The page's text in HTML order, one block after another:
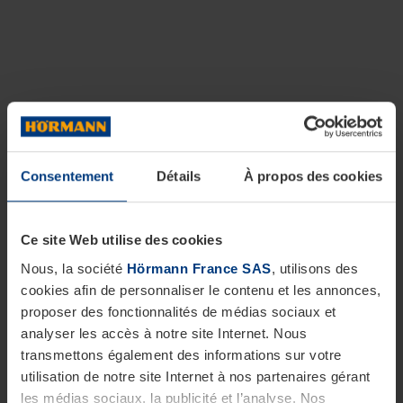
Consentement Détails À propos des cookies
Ce site Web utilise des cookies
Nous, la société Hörmann France SAS, utilisons des
cookies afin de personnaliser le contenu et les annonces,
proposer des fonctionnalités de médias sociaux et
analyser les accès à notre site Internet. Nous
transmettons également des informations sur votre
utilisation de notre site Internet à nos partenaires gérant
les médias sociaux, la publicité et l’analyse. Nos